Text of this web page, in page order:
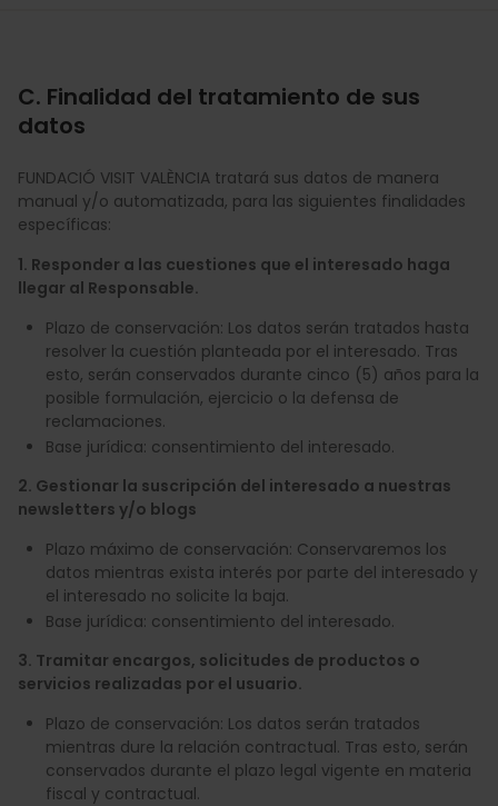
C. Finalidad del tratamiento de sus
datos
FUNDACIÓ VISIT VALÈNCIA tratará sus datos de manera
manual y/o automatizada, para las siguientes finalidades
específicas:
1. Responder a las cuestiones que el interesado haga
llegar al Responsable.
Plazo de conservación: Los datos serán tratados hasta
resolver la cuestión planteada por el interesado. Tras
esto, serán conservados durante cinco (5) años para la
posible formulación, ejercicio o la defensa de
reclamaciones.
Base jurídica: consentimiento del interesado.
2. Gestionar la suscripción del interesado a nuestras
newsletters y/o blogs
Plazo máximo de conservación: Conservaremos los
datos mientras exista interés por parte del interesado y
el interesado no solicite la baja.
Base jurídica: consentimiento del interesado.
3. Tramitar encargos, solicitudes de productos o
servicios realizadas por el usuario.
Plazo de conservación: Los datos serán tratados
mientras dure la relación contractual. Tras esto, serán
conservados durante el plazo legal vigente en materia
fiscal y contractual.